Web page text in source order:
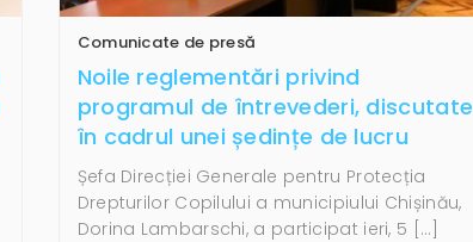
Comunicate de presă
Noile reglementări privind
programul de întrevederi, discutate
în cadrul unei ședințe de lucru
Șefa Direcției Generale pentru Protecția
Drepturilor Copilului a municipiului Chișinău,
Dorina Lambarschi, a participat ieri, 5 […]